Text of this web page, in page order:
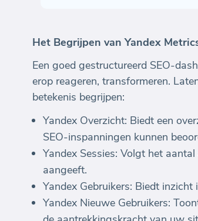
Het Begrijpen van Yandex
Een goed gestructureerd SEO-
erop reageren, transformeren.
betekenis begrijpen:
Yandex Overzicht: Biedt een
SEO-inspanningen kunnen
Yandex Sessies: Volgt het
aangeeft.
Yandex Gebruikers: Biedt
Yandex Nieuwe Gebruikers: